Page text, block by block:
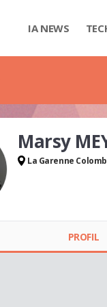
IA NEWS
Marsy
La Garenne
PROFIL